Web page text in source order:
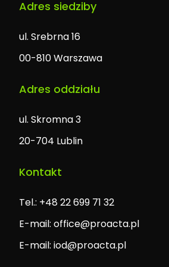
Adres siedziby
ul. Srebrna 16
00-810 Warszawa
Adres oddziału
ul. Skromna 3
20-704 Lublin
Kontakt
Tel.: +48 22 699 71 32
E-mail: office@proacta.pl
E-mail: iod@proacta.pl